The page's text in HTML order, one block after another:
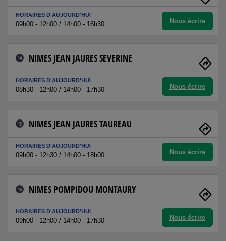
HORAIRES D'AUJOURD'HUI
09h00 - 12h00 / 14h00 - 16h30 Nous écrire
14 NIMES JEAN JAURES SEVERINE
HORAIRES D'AUJOURD'HUI
08h30 - 12h00 / 14h00 - 17h30 Nous écrire
15 NIMES JEAN JAURES TAUREAU
HORAIRES D'AUJOURD'HUI
09h00 - 12h30 / 14h00 - 18h00 Nous écrire
16 NIMES POMPIDOU MONTAURY
HORAIRES D'AUJOURD'HUI
09h00 - 12h00 / 14h00 - 17h30 Nous écrire